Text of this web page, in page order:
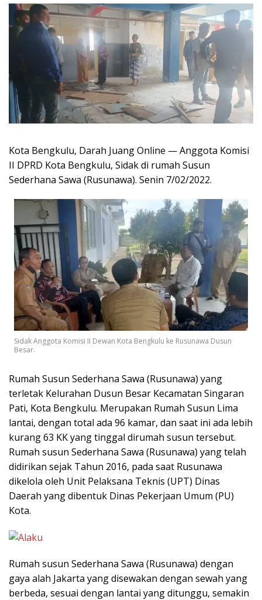
Kota Bengkulu, Darah Juang Online — Anggota Komisi
II DPRD Kota Bengkulu, Sidak di rumah Susun
Sederhana Sawa (Rusunawa). Senin 7/02/2022.
Sidak Anggota Komisi II Dewan Kota Bengkulu ke Rusunawa Dusun
Besar.
Rumah Susun Sederhana Sawa (Rusunawa) yang
terletak Kelurahan Dusun Besar Kecamatan Singaran
Pati, Kota Bengkulu. Merupakan Rumah Susun Lima
lantai, dengan total ada 96 kamar, dan saat ini ada lebih
kurang 63 KK yang tinggal dirumah susun tersebut.
Rumah susun Sederhana Sawa (Rusunawa) yang telah
didirikan sejak Tahun 2016, pada saat Rusunawa
dikelola oleh Unit Pelaksana Teknis (UPT) Dinas
Daerah yang dibentuk Dinas Pekerjaan Umum (PU)
Kota.
Rumah susun Sederhana Sawa (Rusunawa) dengan
gaya alah Jakarta yang disewakan dengan sewah yang
berbeda, sesuai dengan lantai yang ditunggu, semakin